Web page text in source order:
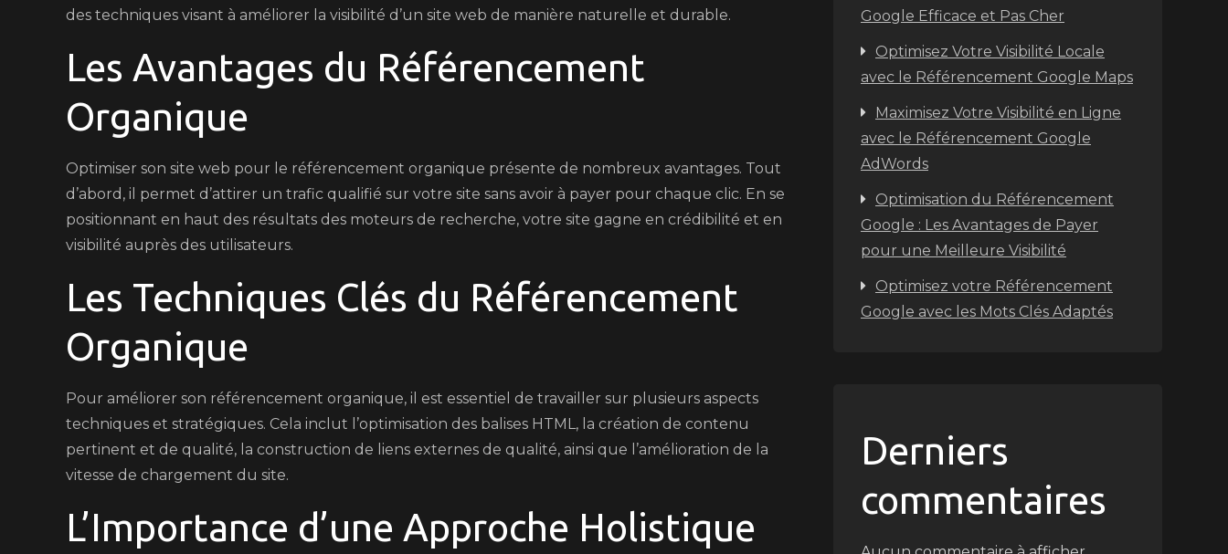
des techniques visant à améliorer la visibilité d’un site web de manière naturelle et durable.
Les Avantages du Référencement
Organique
Optimiser son site web pour le référencement organique présente de nombreux avantages. Tout
d’abord, il permet d’attirer un trafic qualifié sur votre site sans avoir à payer pour chaque clic. En se
positionnant en haut des résultats des moteurs de recherche, votre site gagne en crédibilité et en
visibilité auprès des utilisateurs.
Les Techniques Clés du Référencement
Organique
Pour améliorer son référencement organique, il est essentiel de travailler sur plusieurs aspects
techniques et stratégiques. Cela inclut l’optimisation des balises HTML, la création de contenu
pertinent et de qualité, la construction de liens externes de qualité, ainsi que l’amélioration de la
vitesse de chargement du site.
L’Importance d’une Approche Holistique
Google Efficace et Pas Cher
Optimisez Votre Visibilité Locale
avec le Référencement Google Maps
Maximisez Votre Visibilité en Ligne
avec le Référencement Google
AdWords
Optimisation du Référencement
Google : Les Avantages de Payer
pour une Meilleure Visibilité
Optimisez votre Référencement
Google avec les Mots Clés Adaptés
Derniers
commentaires